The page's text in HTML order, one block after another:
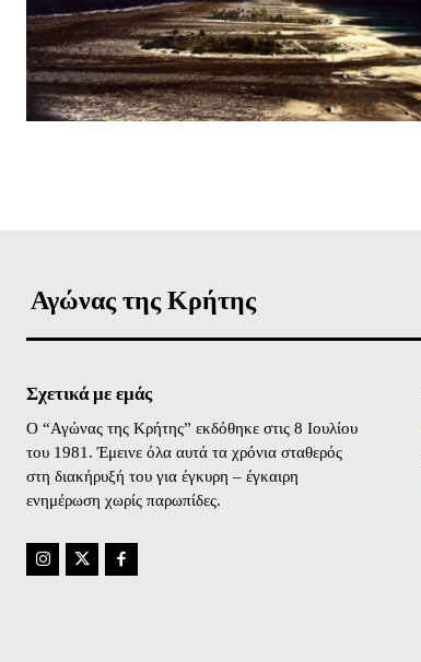
Αγώνας της Κρήτης
Σχετικά με εμάς
O “Αγώνας της Κρήτης” εκδόθηκε στις 8 Ιουλίου
του 1981. Έμεινε όλα αυτά τα χρόνια σταθερός
στη διακήρυξή του για έγκυρη – έγκαιρη
ενημέρωση χωρίς παρωπίδες.